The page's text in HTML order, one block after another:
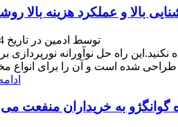
بالا و عملکرد هزینه بالا
توسط ادمین در تاریخ 24/07/04
راه حل نوآورانه نورپردازی
به خریداران منفعت